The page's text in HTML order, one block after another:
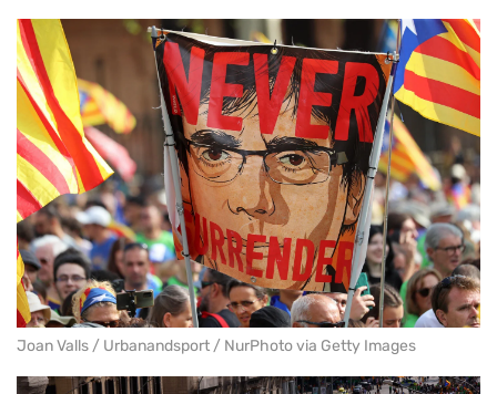
Joan Valls / Urbanandsport / NurPhoto via Getty Images